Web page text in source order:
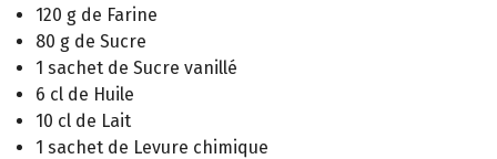
120 g de Farine
80 g de Sucre
1 sachet de Sucre vanillé
6 cl de Huile
10 cl de Lait
1 sachet de Levure chimique